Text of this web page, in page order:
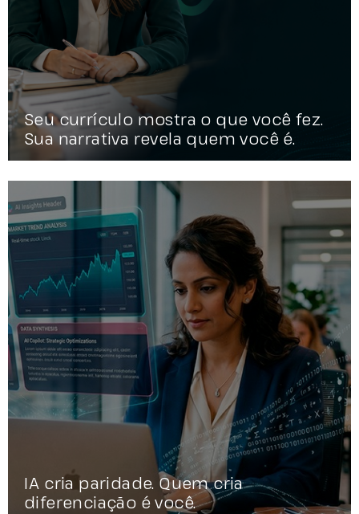
Seu currículo mostra o que você fez.
Sua narrativa revela quem você é.
IA cria paridade. Quem cria
diferenciação é você.